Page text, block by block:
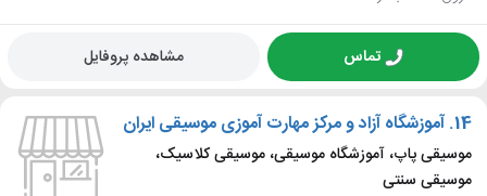
تماس مشاهده پروفایل
14. آموزشگاه آزاد و مرکز مهارت آموزی موسیقی ایران
موسیقی پاپ، آموزشگاه موسیقی، موسیقی کلاسیک،
موسیقی سنتی